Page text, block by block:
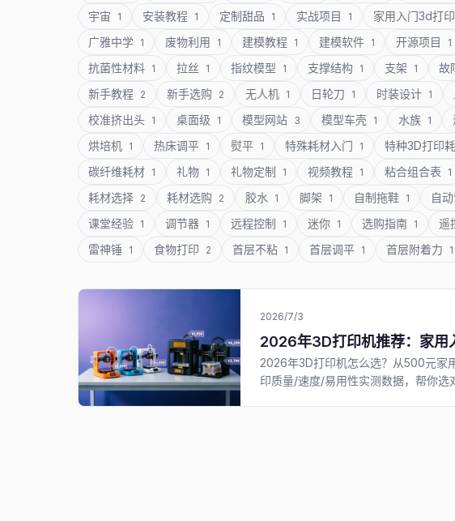
宇宙 1 安装教程 1 定制甜品 1 实战项目 1 家用入门3d打
广雅中学 1 废物利用 1 建模教程 1 建模软件 1 开源项目 1
抗菌性材料 1 拉丝 1 指纹模型 1 支撑结构 1 支架 1 故
新手教程 2 新手选购 2 无人机 1 日轮刀 1 时装设计 1
校准挤出头 1 桌面级 1 模型网站 3 模型车壳 1 水族 1
烘培机 1 热床调平 1 熨平 1 特殊耗材入门 1 特种3D打印
碳纤维耗材 1 礼物 1 礼物定制 1 视频教程 1 粘合组合表 1
耗材选择 2 耗材选购 2 胶水 1 脚架 1 自制拖鞋 1 自
课堂经验 1 调节器 1 远程控制 1 迷你 1 选购指南 1 遥
雷神锤 1 食物打印 2 首层不粘 1 首层调平 1 首层附着力 1
2026/7/3
2026年3D打印机推荐：家
2026年3D打印机怎么选？从500元家
印质量/速度/易用性实测数据，帮你选